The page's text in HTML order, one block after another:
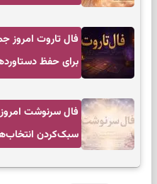
برای حفظ
سبک‌کردن